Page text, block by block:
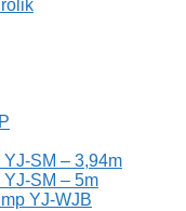
SM – 3,94m
SM – 5m
YJ-WJB